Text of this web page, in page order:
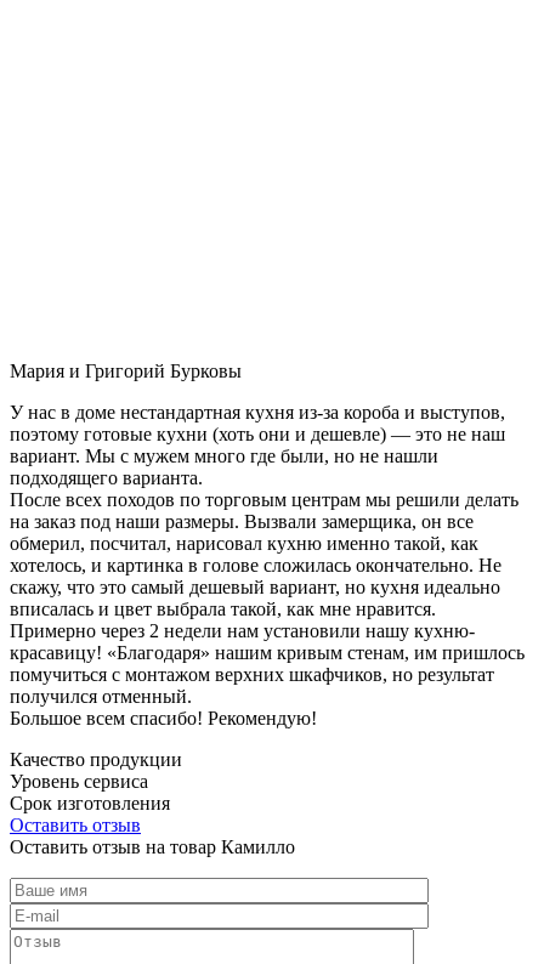
Мария и Григорий Бурковы
У нас в доме нестандартная кухня из-за короба и выступов,
поэтому готовые кухни (хоть они и дешевле) — это не наш
вариант. Мы с мужем много где были, но не нашли
подходящего варианта.
После всех походов по торговым центрам мы решили делать
на заказ под наши размеры. Вызвали замерщика, он все
обмерил, посчитал, нарисовал кухню именно такой, как
хотелось, и картинка в голове сложилась окончательно. Не
скажу, что это самый дешевый вариант, но кухня идеально
вписалась и цвет выбрала такой, как мне нравится.
Примерно через 2 недели нам установили нашу кухню-
красавицу! «Благодаря» нашим кривым стенам, им пришлось
помучиться с монтажом верхних шкафчиков, но результат
получился отменный.
Большое всем спасибо! Рекомендую!
Качество продукции
Уровень сервиса
Срок изготовления
Оставить отзыв
Оставить отзыв на товар Камилло